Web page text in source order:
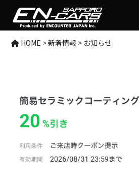
HOME >新着情報 > お知らせ